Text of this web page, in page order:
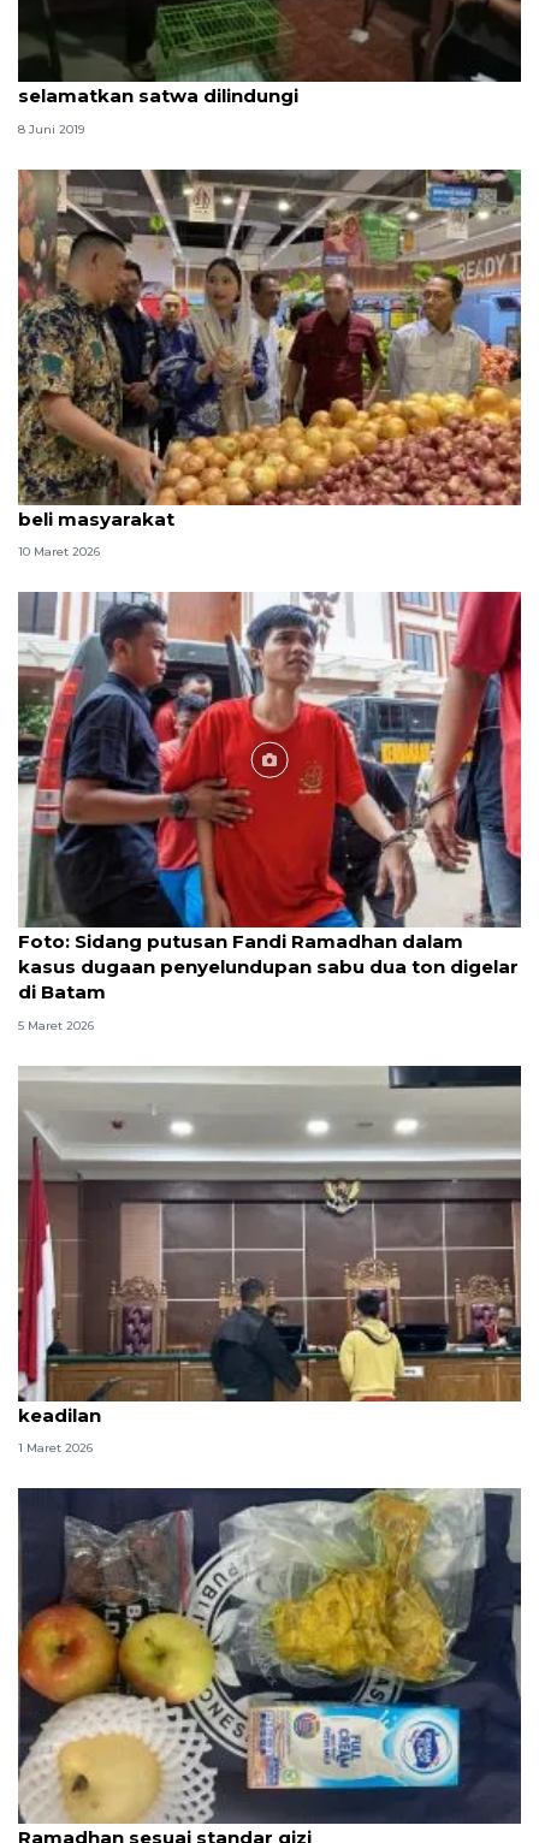
Petugas pengamanan Lebaran di Agam
selamatkan satwa dilindungi
8 Juni 2019
Kemendag harap skema diskon Lebaran pacu daya
beli masyarakat
10 Maret 2026
Foto
Foto: Sidang putusan Fandi Ramadhan dalam
kasus dugaan penyelundupan sabu dua ton digelar
di Batam
5 Maret 2026
Tangis Fandi Ramadhan, ABK sabu 2 ton minta
keadilan
1 Maret 2026
SPPG Polda Kepri pastikan menu MBG selama
Ramadhan sesuai standar gizi